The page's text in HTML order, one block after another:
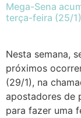
Mega-Sena
terça-feira (25/1)
Nesta semana,
próximos
(29/1), na
apostadores de
para fazer uma